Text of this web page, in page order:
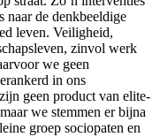
naar de denkbeeldige
leven. Veiligheid,
zinvol werk
we geen
in ons
geen product van elite-
we stemmen er bijna
groep sociopaten en